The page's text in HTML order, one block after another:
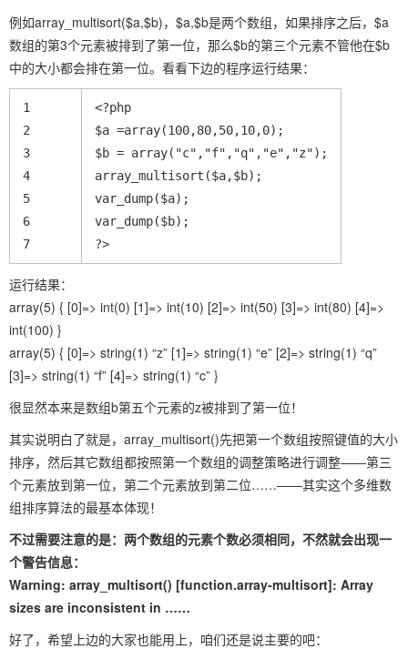
例如array_multisort($a,$b)，$a,$b是两个数组，如果排序之后，$a
数组的第3个元素被排到了第一位，那么$b的第三个元素不管他在$b
中的大小都会排在第一位。看看下边的程序运行结果：
1
2
3
4
5
6
7
<?php
$a =array(100,80,50,10,0);
$b = array("c","f","q","e","z");
array_multisort($a,$b);
var_dump($a);
var_dump($b);
?>
运行结果：
array(5) { [0]=> int(0) [1]=> int(10) [2]=> int(50) [3]=> int(80) [4]=>
int(100) }
array(5) { [0]=> string(1) “z” [1]=> string(1) “e” [2]=> string(1) “q”
[3]=> string(1) “f” [4]=> string(1) “c” }
很显然本来是数组b第五个元素的z被排到了第一位！
其实说明白了就是，array_multisort()先把第一个数组按照键值的大小
排序，然后其它数组都按照第一个数组的调整策略进行调整——第三
个元素放到第一位，第二个元素放到第二位……——其实这个多维数
组排序算法的最基本体现！
不过需要注意的是：两个数组的元素个数必须相同，不然就会出现一
个警告信息：
Warning: array_multisort() [function.array-multisort]: Array
sizes are inconsistent in ……
好了，希望上边的大家也能用上，咱们还是说主要的吧：